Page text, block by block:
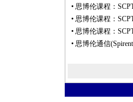
• 思博伦课程：
• 思博伦课程：
• 思博伦课程：
• 思博伦通信